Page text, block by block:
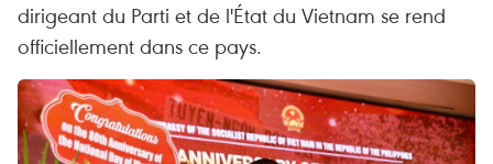
dirigeant du Parti et de l'État du Vietnam se rend
officiellement dans ce pays.